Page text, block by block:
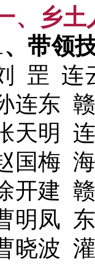
、乡土
、带领
罡 连
连东
天明
国梅
开建
明凤
晓波